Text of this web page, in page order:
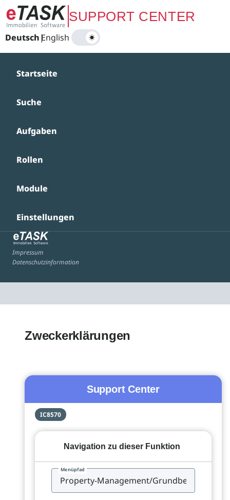
Zum Hauptinhalt springenSUPPORT CENTER
Deutsch|
English
Startseite
Suche
Aufgaben
Rollen
Module
Einstellungen
Impressum
Datenschutzinformation
Zweckerklärungen
Support Center
IC8570
Navigation zu dieser Funktion
Menüpfad